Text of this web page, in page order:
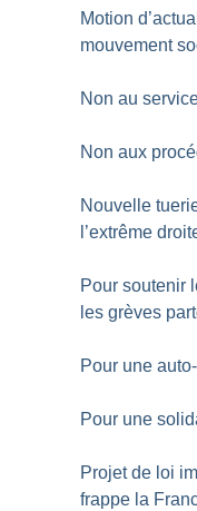
Motion
mouvement
Non au
Non aux
Nouvelle
l’extrême
Pour soutenir
les grèves
Pour une
Pour une
Projet de loi
frappe la